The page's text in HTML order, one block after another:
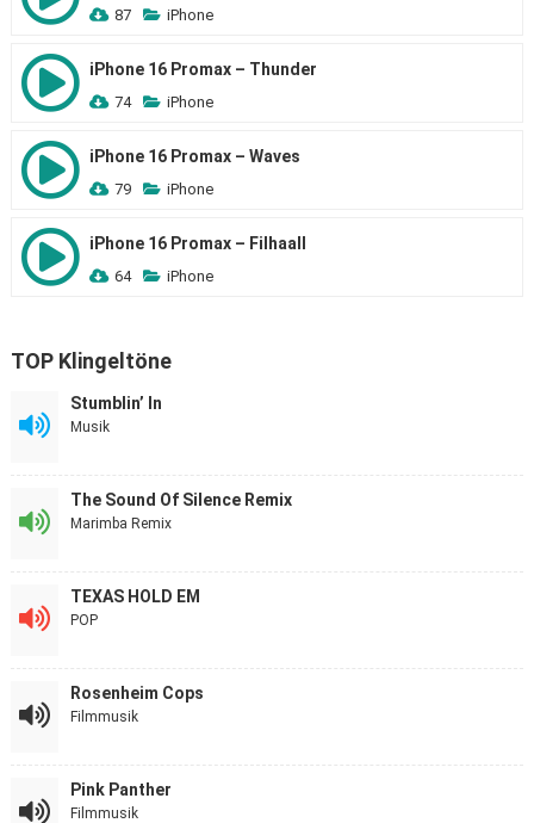
87 iPhone
iPhone 16 Promax – Thunder
74 iPhone
iPhone 16 Promax – Waves
79 iPhone
iPhone 16 Promax – Filhaall
64 iPhone
TOP Klingeltöne
Stumblin’ In
Musik
The Sound Of Silence Remix
Marimba Remix
TEXAS HOLD EM
POP
Rosenheim Cops
Filmmusik
Pink Panther
Filmmusik